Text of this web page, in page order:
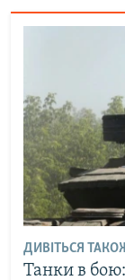
ДИВІТЬСЯ
Танки в